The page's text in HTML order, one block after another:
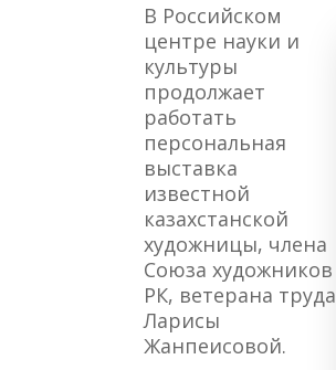
В Российском
центре науки и
культуры
продолжает
работать
персональная
выставка
известной
казахстанской
художницы, члена
Союза художников
РК, ветерана труда
Ларисы
Жанпеисовой.